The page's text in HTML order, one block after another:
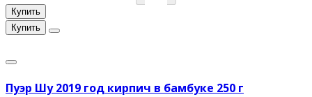
Купить
Купить
Пуэр Шу 2019 год кирпич в бамбуке 250 г